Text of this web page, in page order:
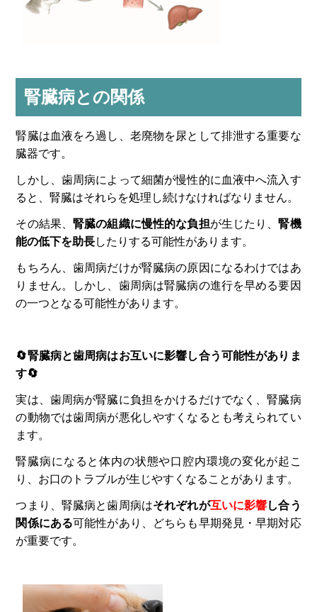
腎臓病との関係
腎臓は血液をろ過し、老廃物を尿として排泄する重要な
臓器です。
しかし、歯周病によって細菌が慢性的に血液中へ流入す
ると、腎臓はそれらを処理し続けなければなりません。
その結果、腎臓の組織に慢性的な負担が生じたり、腎機
能の低下を助長したりする可能性があります。
もちろん、歯周病だけが腎臓病の原因になるわけではあ
りません。しかし、歯周病は腎臓病の進行を早める要因
の一つとなる可能性があります。
🔄腎臓病と歯周病はお互いに影響し合う可能性がありま
す🔄
実は、歯周病が腎臓に負担をかけるだけでなく、腎臓病
の動物では歯周病が悪化しやすくなるとも考えられてい
ます。
腎臓病になると体内の状態や口腔内環境の変化が起こ
り、お口のトラブルが生じやすくなることがあります。
つまり、腎臓病と歯周病はそれぞれが互いに影響し合う
関係にある可能性があり、どちらも早期発見・早期対応
が重要です。